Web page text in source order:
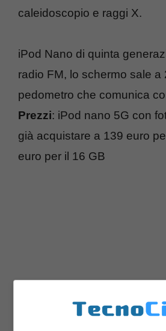
caleidoscopio e raggi X.
iPod Nano di quinta
radio FM, lo schermo sale a
pedometro che comunica
Prezzi: iPod nano 5G con
già acquistare a 139 euro
euro per il 16 GB